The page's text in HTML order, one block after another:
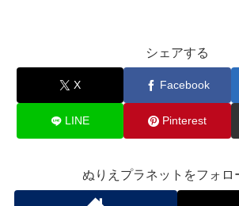
シェアする
X Facebook
LINE Pinterest
ぬりえプラネットをフォロ